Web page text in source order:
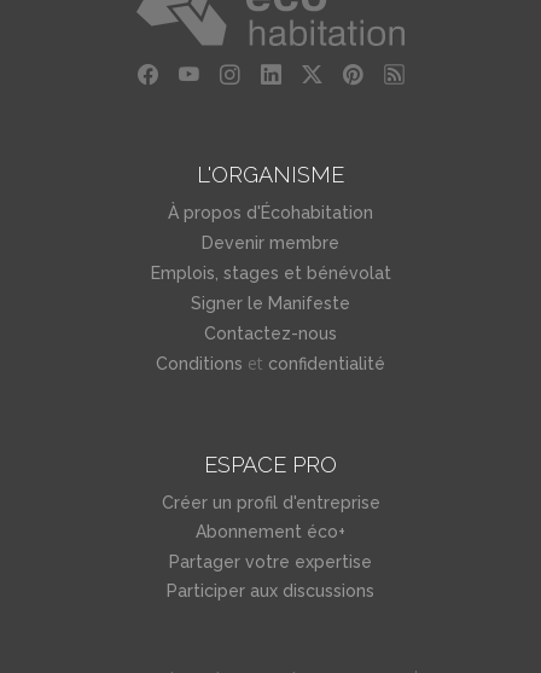
L'ORGANISME
À propos d'Écohabitation
Devenir membre
Emplois, stages et bénévolat
Signer le Manifeste
Contactez-nous
Conditions et confidentialité
ESPACE PRO
Créer un profil d'entreprise
Abonnement éco+
Partager votre expertise
Participer aux discussions